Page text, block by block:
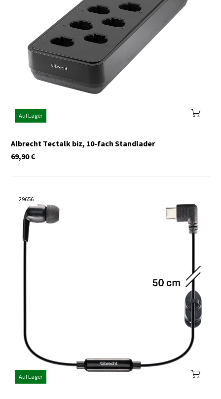
Auf Lager
Albrecht Tectalk biz, 10-fach Standlader
€
69,90
29656
Auf Lager